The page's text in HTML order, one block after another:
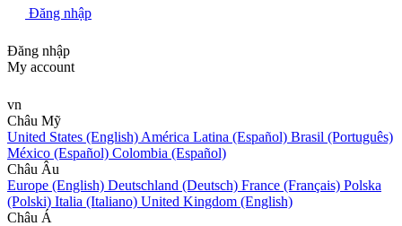
Đăng nhập
Đăng nhập
My account
vn
Châu Mỹ
United States (English) América Latina (Español) Brasil (Português)
México (Español) Colombia (Español)
Châu Âu
Europe (English) Deutschland (Deutsch) France (Français) Polska
(Polski) Italia (Italiano) United Kingdom (English)
Châu Á